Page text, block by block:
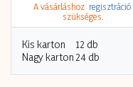
A vásárláshoz regisztráció
szükséges.
Kis karton
12 db
Nagy karton 24 db